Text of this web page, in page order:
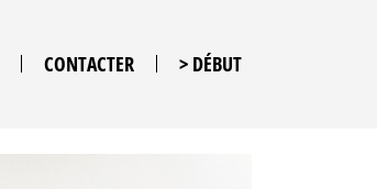
CONTACTER > DÉBUT